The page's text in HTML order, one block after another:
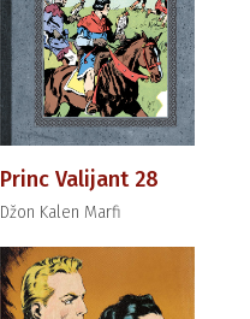
Princ Valijant 28
Džon Kalen Marfi